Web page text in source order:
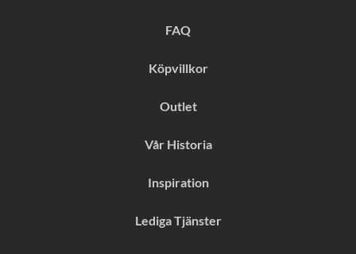
FAQ
Köpvillkor
Outlet
Vår Historia
Inspiration
Lediga Tjänster
a
m